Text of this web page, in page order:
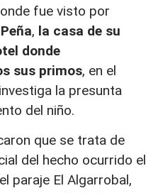
fue visto por
, la casa de su
donde
sus primos, en el
la presunta
del niño.
que se trata de
del hecho ocurrido el
paraje El Algarrobal,